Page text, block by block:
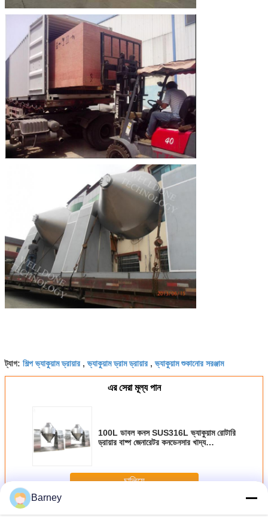
ট্যাগ: শিল্প ভ্যাকুয়াম ড্রায়ার ,ভ্যাকুয়াম ড্রাম ড্রায়ার ,ভ্যাকুয়াম শুকানোর সরঞ্জাম
এর সেরা মূল্য পান
100L ডাবল কনস SUS316L ভ্যাকুয়াম রোটারি
ড্রায়ার বাষ্প জেনারেটর কনডেনসার খাদ্য
চালিয়ে
অধিকভ্যাকুয়াম শুকানোর মেশিন
Barney